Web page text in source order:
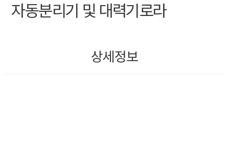
자동분리기 및 대력기로라
상세정보